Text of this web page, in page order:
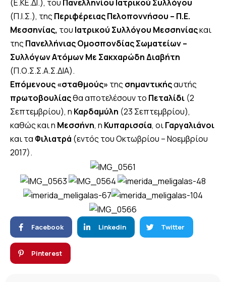
(Ε.ΚΕ.ΔΙ.), του Πανελληνίου Ιατρικού Συλλόγου
(Π.Ι.Σ.), της Περιφέρειας Πελοποννήσου – Π.Ε.
Μεσσηνίας, του Ιατρικού Συλλόγου Μεσσηνίαςκαι
της Πανελλήνιας Ομοσπονδίας Σωματείων –
Συλλόγων Ατόμων Με Σακχαρώδη Διαβήτη
(Π.Ο.Σ.Σ.Α.Σ.ΔΙΑ).
Επόμενους «σταθμούς» της σημαντικήςαυτής
πρωτοβουλίαςθα αποτελέσουν το Πεταλίδι (2
Σεπτεμβρίου), η Καρδαμύλη (23 Σεπτεμβρίου),
καθώς και η Μεσσήνη, η Κυπαρισσία, οιΓαργαλιάνοι
και τα Φιλιατρά (εντός του Οκτωβρίου – Νοεμβρίου
2017).
Facebook Linkedin Twitter
Pinterest